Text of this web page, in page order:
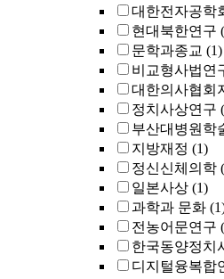
대한전자공학
현대북한연구
문학과종교 (1)
비교형사법연
대한의사협회
정치사상연구
부산대병원학
지방재정 (1)
정신신체의학
일본사상 (1)
과학과 문화
전농어문연구
한국동양정치
디지털융복합